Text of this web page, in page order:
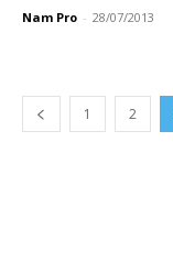
Nam Pro - 28/07/2013
1 2